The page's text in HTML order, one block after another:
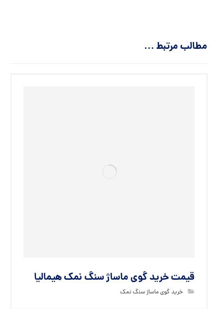
مطالب مرتبط ...
قیمت خرید گوی ماساژ سنگ نمک هیمالیا
خرید گوی ماساژ سنگ نمک